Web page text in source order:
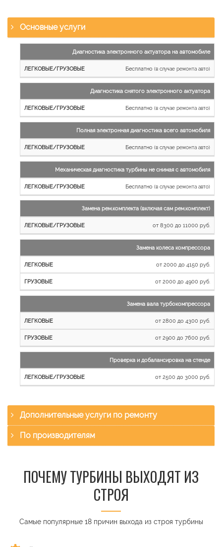
Основные услуги
работы
Легковые
и
Грузовые
автомобили
Диагностика электронного актуатора на автомобиле
Бесплатно (в случае ремонта авто)
Диагностика снятого электронного актуатора
Бесплатно (в случае ремонта авто)
Полная электронная диагностика всего автомобиля
Бесплатно (в случае ремонта авто)
Механическая диагностика турбины не снимая с автомобиля
Бесплатно (в случае ремонта авто)
Замена рем.комплекта (включая сам рем.комплект)
от 8300 до 11000 руб.
Замена колеса компрессора
от 2000 до 4150 руб.
от 2000 до 4900 руб.
Замена вала турбокомпрессора
от 2800 до 4300 руб.
от 2900 до 7600 руб.
Проверка и добалансировка на стенде
от 2500 до 3000 руб.
Дополнительные услуги по ремонту
По производителям
ПОЧЕМУ ТУРБИНЫ ВЫХОДЯТ ИЗ
СТРОЯ
Самые популярные 18 причин выхода из строя турбины